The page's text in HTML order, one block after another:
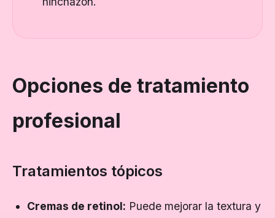
Opciones de tratamiento
profesional
Tratamientos tópicos
Cremas de retinol: Puede mejorar la textura y